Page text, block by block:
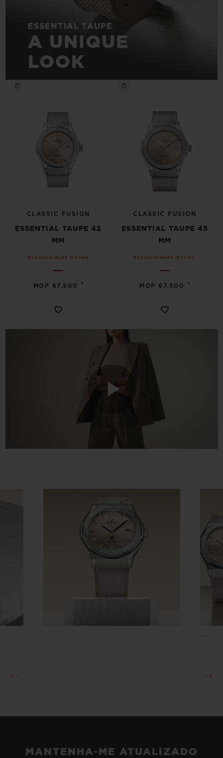
ESSENTIAL TAUPE
A UNIQUE
LOOK
CLASSIC FUSION
ESSENTIAL TAUPE 42
MM
Exclusividade Online
MOP 67,500 •
CLASSIC FUSION
ESSENTIAL TAUPE 45
MM
Exclusividade Online
MOP 67,500 •
MANTENHA-ME ATUALIZADO